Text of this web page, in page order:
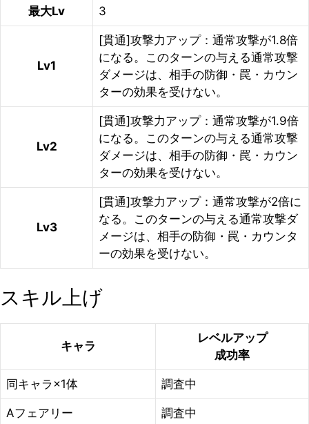
最大Lv 3
Lv1
[貫通]攻撃力アップ：通常攻撃が1.8倍
になる。このターンの与える通常攻撃
ダメージは、相手の防御・罠・カウン
ターの効果を受けない。
Lv2
[貫通]攻撃力アップ：通常攻撃が1.9倍
になる。このターンの与える通常攻撃
ダメージは、相手の防御・罠・カウン
ターの効果を受けない。
Lv3
[貫通]攻撃力アップ：通常攻撃が2倍に
なる。このターンの与える通常攻撃ダ
メージは、相手の防御・罠・カウンタ
ーの効果を受けない。
スキル上げ
キャラ
レベルアップ
成功率
同キャラ×1体 調査中
Aフェアリー 調査中